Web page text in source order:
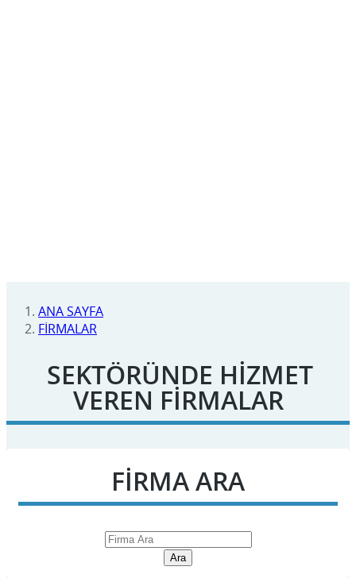
ANA SAYFA
FİRMALAR
SEKTÖRÜNDE HİZMET
VEREN FİRMALAR
FİRMA ARA
Ara